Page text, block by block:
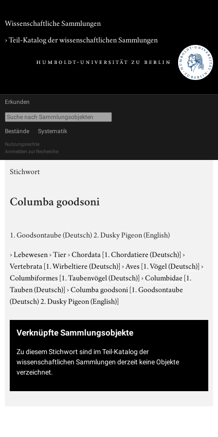
Wissenschaftliche Sammlungen
› Teil-Katalog der wissenschaftlichen Sammlungen
Erkunden
Bestände Systematik
Nutzungsrechte
Anmelden zur Recherche
Stichwort
Columba goodsoni
1. Goodsontaube (Deutsch) 2. Dusky Pigeon (English)
›Lebewesen›Tier›Chordata [1. Chordatiere (Deutsch)]›
Vertebrata [1. Wirbeltiere (Deutsch)]›Aves [1. Vögel (Deutsch)]›
Columbiformes [1. Taubenvögel (Deutsch)]›Columbidae [1.
Tauben (Deutsch)]›Columba goodsoni [1. Goodsontaube
(Deutsch) 2. Dusky Pigeon (English)]
Verknüpfte Sammlungsobjekte
Zu diesem Stichwort sind im Teil-Katalog der
wissenschaftlichen Sammlungen derzeit keine Objekte
verzeichnet.